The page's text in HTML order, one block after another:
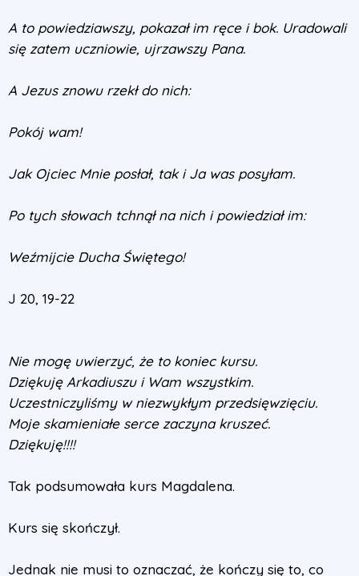
A to powiedziawszy, pokazał im ręce i bok. Uradowali
się zatem uczniowie, ujrzawszy Pana.
A Jezus znowu rzekł do nich:
Pokój wam!
Jak Ojciec Mnie posłał, tak i Ja was posyłam.
Po tych słowach tchnął na nich i powiedział im:
Weźmijcie Ducha Świętego!
J 20, 19-22
Nie mogę uwierzyć, że to koniec kursu.
Dziękuję Arkadiuszu i Wam wszystkim.
Uczestniczyliśmy w niezwykłym przedsięwzięciu.
Moje skamieniałe serce zaczyna kruszeć.
Dziękuję!!!!
Tak podsumowała kurs Magdalena.
Kurs się skończył.
Jednak nie musi to oznaczać, że kończy się to, co